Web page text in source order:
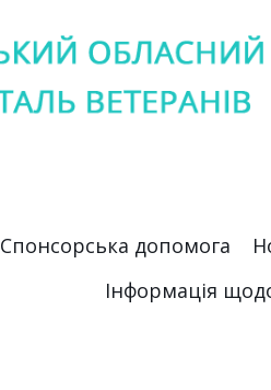
Спонсорська допомога
Інформація